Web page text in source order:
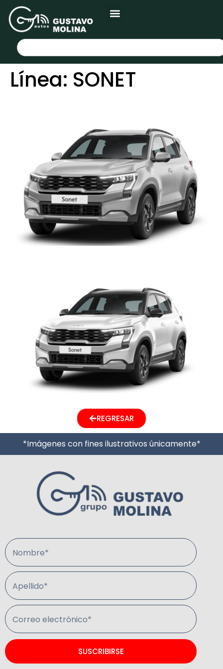
Línea: SONET
REGRESAR
*Imágenes con fines ilustrativos únicamente*
Nombre*
Apellido*
Correo electrónico*
SUSCRIBIRSE